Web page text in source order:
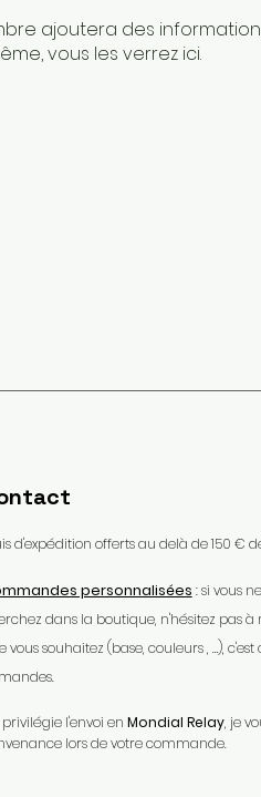
ajoutera des
vous les verrez ici.
d'expédition offerts au delà de 150 €
personnalisées : si vous
dans la boutique, n'hésitez pas
vous souhaitez (base, couleurs , …),
privilégie l'envoi en Mondial Relay, je
lors de votre commande.